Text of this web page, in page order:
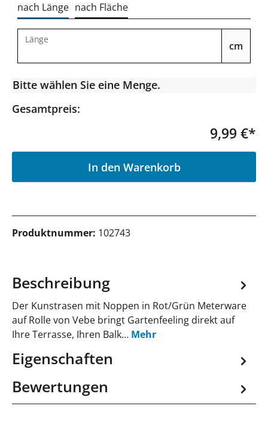
nach Länge nach Fläche
Länge
cm
Bitte wählen Sie eine Menge.
Gesamtpreis:
9,99 €*
In den Warenkorb
Produktnummer: 102743
Beschreibung
Der Kunstrasen mit Noppen in Rot/Grün Meterware
auf Rolle von Vebe bringt Gartenfeeling direkt auf
Ihre Terrasse, Ihren Balk… Mehr
Eigenschaften
Bewertungen